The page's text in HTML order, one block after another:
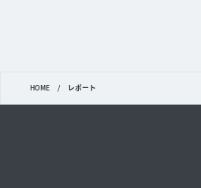
HOME / レポート